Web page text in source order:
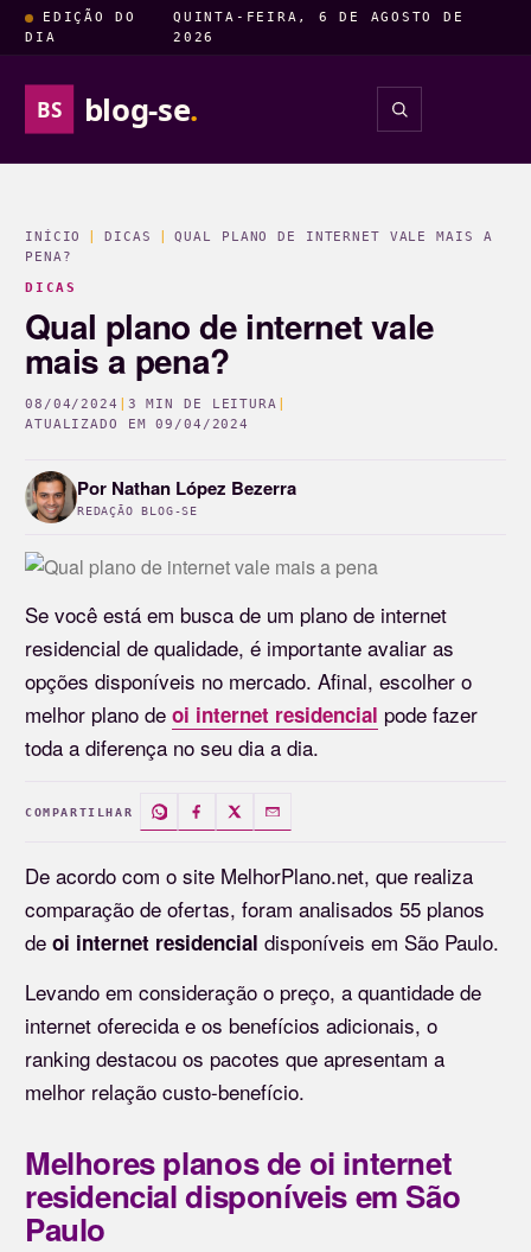
EDIÇÃO DO
DIA
QUINTA-FEIRA, 6 DE AGOSTO DE
2026
BS blog-se.
INÍCIO DICAS
QUAL PLANO DE INTERNET VALE MAIS A
PENA?
DICAS
Qual plano de internet vale
mais a pena?
08/04/2024 3 MIN DE LEITURA
ATUALIZADO EM09/04/2024
Por Nathan López Bezerra
REDAÇÃO BLOG-SE
Se você está em busca de um plano de internet
residencial de qualidade, é importante avaliar as
opções disponíveis no mercado. Afinal, escolher o
melhor plano de oi internet residencial pode fazer
toda a diferença no seu dia a dia.
COMPARTILHAR
De acordo com o site MelhorPlano.net, que realiza
comparação de ofertas, foram analisados 55 planos
de oi internet residencial disponíveis em São Paulo.
Levando em consideração o preço, a quantidade de
internet oferecida e os benefícios adicionais, o
ranking destacou os pacotes que apresentam a
melhor relação custo-benefício.
Melhores planos de oi internet
residencial disponíveis em São
Paulo